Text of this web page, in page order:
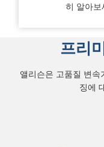
히 알아보
프리
앨리슨은 고품질 변
징에